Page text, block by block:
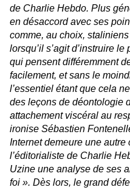
de Charlie Hebdo. Plus
en désaccord avec ses
comme, au choix,
lorsqu’il s’agit d’instruire
qui pensent différemment
facilement, et sans le
l’essentiel étant que cela
des leçons de déontologie
attachement viscéral au
ironise Sébastien
Internet demeure une
l’éditorialiste de Charlie
Uzine une analyse de ses
foi ». Dès lors, le grand